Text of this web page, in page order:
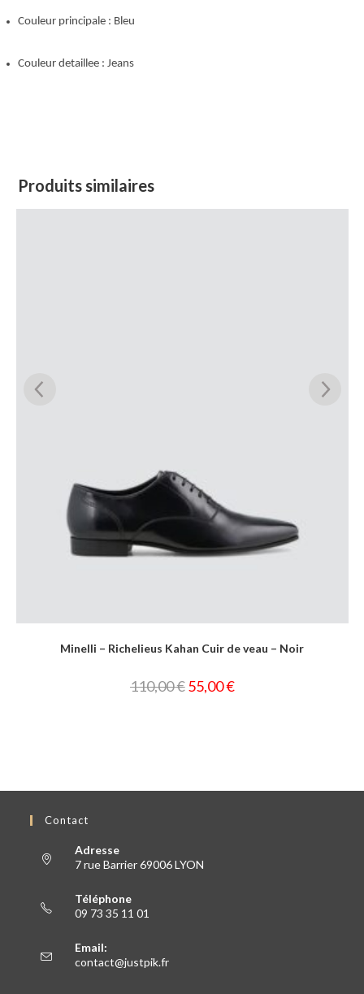
Couleur principale : Bleu
Couleur detaillee : Jeans
Produits similaires
Minelli – Richelieus Kahan Cuir de veau – Noir
110,00€ 55,00€
Contact
Adresse
7 rue Barrier 69006 LYON
Téléphone
09 73 35 11 01
Email:
contact@justpik.fr